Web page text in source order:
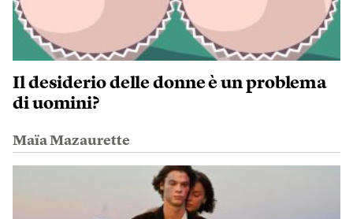
Il desiderio delle donne è un problema
di uomini?
Maïa Mazaurette